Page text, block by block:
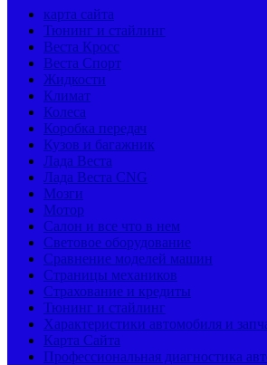
карта сайта
Тюнинг и стайлинг
Веста Кросс
Веста Спорт
Жидкости
Климат
Колеса
Коробка передач
Кузов и багажник
Лада Веста
Лада Веста CNG
Мозги
Мотор
Салон и все что в нем
Световое оборудование
Сравнение моделей машин
Страницы механиков
Страхование и кредиты
Тюнинг и стайлинг
Характеристики автомобиля и
Карта Сайта
Профессиональная диагностика